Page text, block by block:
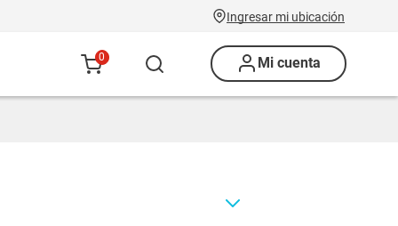
Ingresar mi ubicación
0 Mi cuenta